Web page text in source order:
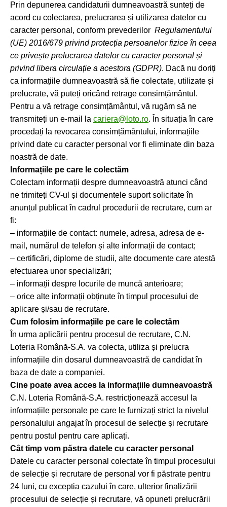
Prin depunerea candidaturii dumneavoastră sunteți de
acord cu colectarea, prelucrarea și utilizarea datelor cu
caracter personal, conform prevederilor Regulamentului
(UE) 2016/679 privind protecția persoanelor fizice în ceea
ce privește prelucrarea datelor cu caracter personal și
privind libera circulație a acestora (GDPR). Dacă nu doriți
ca informațiile dumneavoastră să fie colectate, utilizate și
prelucrate, vă puteți oricând retrage consimțământul.
Pentru a vă retrage consimțământul, vă rugăm să ne
transmiteți un e-mail la cariera@loto.ro. În situația în care
procedați la revocarea consimțământului, informațiile
privind date cu caracter personal vor fi eliminate din baza
noastră de date.
Informațiile pe care le colectăm
Colectam informații despre dumneavoastră atunci când
ne trimiteți CV-ul și documentele suport solicitate în
anunțul publicat în cadrul procedurii de recrutare, cum ar
fi:
– informațiile de contact: numele, adresa, adresa de e-
mail, numărul de telefon și alte informații de contact;
– certificări, diplome de studii, alte documente care atestă
efectuarea unor specializări;
– informații despre locurile de muncă anterioare;
– orice alte informații obținute în timpul procesului de
aplicare și/sau de recrutare.
Cum folosim informațiile pe care le colectăm
În urma aplicării pentru procesul de recrutare, C.N.
Loteria Română-S.A. va colecta, utiliza și prelucra
informațiile din dosarul dumneavoastră de candidat în
baza de date a companiei.
Cine poate avea acces la informațiile dumneavoastră
C.N. Loteria Română-S.A. restricționează accesul la
informațiile personale pe care le furnizați strict la nivelul
personalului angajat în procesul de selecție și recrutare
pentru postul pentru care aplicați.
Cât timp vom păstra datele cu caracter personal
Datele cu caracter personal colectate în timpul procesului
de selecție și recrutare de personal vor fi păstrate pentru
24 luni, cu exceptia cazului în care, ulterior finalizării
procesului de selecție și recrutare, vă opuneti prelucrării